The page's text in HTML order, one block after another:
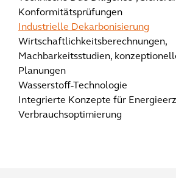
Konformitätsprüfungen
Industrielle Dekarbonisierung
Wirtschaftlichkeitsberechnungen,
Machbarkeitsstudien,
Planungen
Wasserstoff-Technologie
Integrierte Konzepte für
Verbrauchsoptimierung